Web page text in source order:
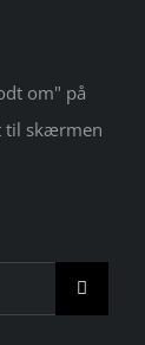
om" på
til skærmen